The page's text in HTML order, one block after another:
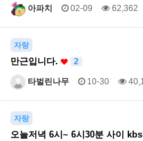
아파치 02-09 62,362
자랑
만근입니다. 2
타벌린나무 10-30
자랑
오늘저녁 6시~ 6시30분 사이